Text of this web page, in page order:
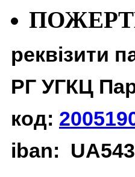
реквізити
РГ УГКЦ
код:
iban: